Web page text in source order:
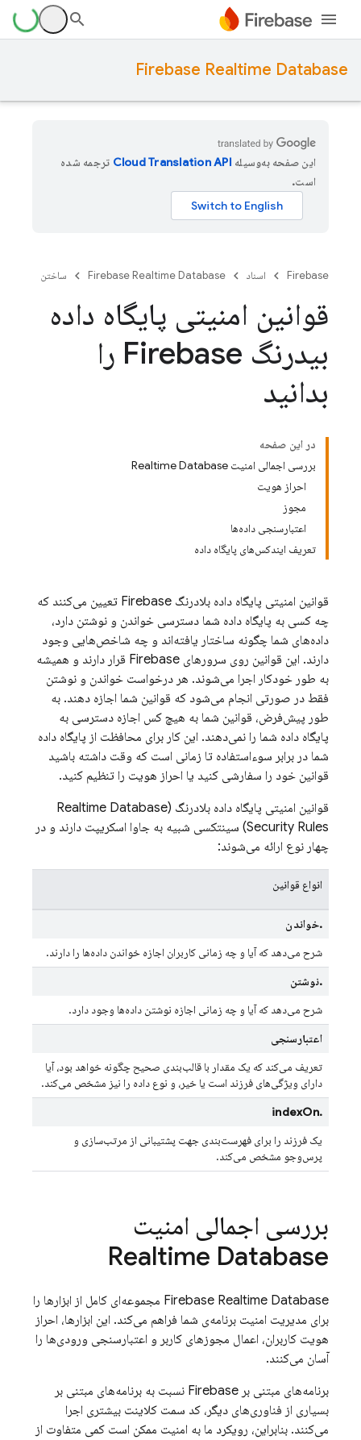
Firebase Realtime Database
این صفحه به‌وسیله
ترجمه شده
است.
Firebase اسناد Firebase Realtime Database ساختن
قوانین امنیتی پایگاه داده
بیدرنگ Firebase را
بدانید
در این صفحه
بررسی اجمالی امنیت Realtime Database
احراز هویت
مجوز
اعتبارسنجی داده‌ها
تعریف ایندکس‌های پایگاه داده
قوانین امنیتی پایگاه داده بلادرنگ Firebase تعیین می‌کنند که
چه کسی به پایگاه داده شما دسترسی خواندن و نوشتن دارد،
داده‌های شما چگونه ساختار یافته‌اند و چه شاخص‌هایی وجود
دارند. این قوانین روی سرورهای Firebase قرار دارند و همیشه
به طور خودکار اجرا می‌شوند. هر درخواست خواندن و نوشتن
فقط در صورتی انجام می‌شود که قوانین شما اجازه دهند. به
طور پیش‌فرض، قوانین شما به هیچ کس اجازه دسترسی به
پایگاه داده شما را نمی‌دهند. این کار برای محافظت از پایگاه داده
شما در برابر سوءاستفاده تا زمانی است که وقت داشته باشید
قوانین خود را سفارشی کنید یا احراز هویت را تنظیم کنید.
قوانین امنیتی پایگاه داده بلادرنگ (Realtime Database
Security Rules) سینتکسی شبیه به جاوا اسکریپت دارند و در
چهار نوع ارائه می‌شوند:
انواع قوانین
.خواندن
شرح می‌دهد که آیا و چه زمانی کاربران اجازه خواندن داده‌ها را دارند.
.نوشتن
شرح می‌دهد که آیا و چه زمانی اجازه نوشتن داده‌ها وجود دارد.
اعتبارسنجی
تعریف می‌کند که یک مقدار با قالب‌بندی صحیح چگونه خواهد بود، آیا
دارای ویژگی‌های فرزند است یا خیر، و نوع داده را نیز مشخص می‌کند.
.indexOn
یک فرزند را برای فهرست‌بندی جهت پشتیبانی از مرتب‌سازی و
پرس‌وجو مشخص می‌کند.
بررسی اجمالی امنیت
Realtime Database
Firebase Realtime Database مجموعه‌ای کامل از ابزارها را
برای مدیریت امنیت برنامه‌ی شما فراهم می‌کند. این ابزارها، احراز
هویت کاربران، اعمال مجوزهای کاربر و اعتبارسنجی ورودی‌ها را
آسان می‌کنند.
برنامه‌های مبتنی بر Firebase نسبت به برنامه‌های مبتنی بر
بسیاری از فناوری‌های دیگر، کد سمت کلاینت بیشتری اجرا
می‌کنند. بنابراین، رویکرد ما به امنیت ممکن است کمی متفاوت از